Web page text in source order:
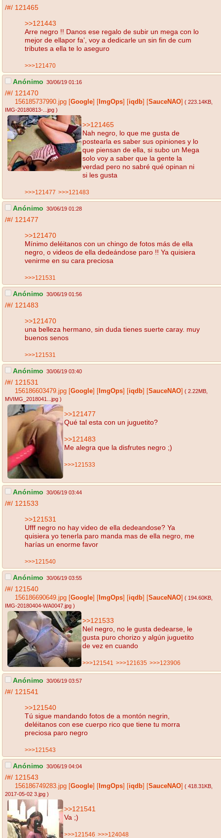
/#/ 121465
>>121443
Arre negro !! Danos ese regalo de subir un mega con lo
mejor de ellapor fa’, voy a dedicarle un sin fin de cum
tributes a ella te lo aseguro
>>>121470
Anónimo 30/06/19 01:16
/#/ 121470
156185737990.jpg Google ImgOps iqdb SauceNAO ( 223.14KB
IMG-20180813-...jpg )
>>121465
Nah negro, lo que me gusta de
postearla es saber sus opiniones y lo
que piensan de ella, si subo un Mega
solo voy a saber que la gente la
verdad pero no sabré qué opinan ni
si les gusta
>>>121477 >>>121483
Anónimo 30/06/19 01:28
/#/ 121477
>>121470
Mínimo deléitanos con un chingo de fotos más de ella
negro, o videos de ella dedeándose paro !! Ya quisiera
venirme en su cara preciosa
>>>121531
Anónimo 30/06/19 01:56
/#/ 121483
>>121470
una belleza hermano, sin duda tienes suerte caray. muy
buenos senos
>>>121531
Anónimo 30/06/19 03:40
/#/ 121531
156186603479.jpg Google ImgOps iqdb SauceNAO ( 2.22MB
MVIMG_2018041...jpg )
>>121477
Qué tal esta con un juguetito?
>>121483
Me alegra que la disfrutes negro ;)
>>>121533
Anónimo 30/06/19 03:44
/#/ 121533
>>121531
Ufff negro no hay video de ella dedeandose? Ya
quisiera yo tenerla paro manda mas de ella negro, me
harías un enorme favor
>>>121540
Anónimo 30/06/19 03:55
/#/ 121540
156186690649.jpg Google ImgOps iqdb SauceNAO ( 194.60KB
IMG-20180404-WA0047.jpg )
>>121533
Nel negro, no le gusta dedearse, le
gusta puro chorizo y algún juguetito
de vez en cuando
>>>121541 >>>121635 >>>123906
Anónimo 30/06/19 03:57
/#/ 121541
>>121540
Tú sigue mandando fotos de a montón negrin,
deléitanos con ese cuerpo rico que tiene tu morra
preciosa paro negro
>>>121543
Anónimo 30/06/19 04:04
/#/ 121543
156186749283.jpg Google ImgOps iqdb SauceNAO ( 418.31KB
2017-05-02 3.jpg )
>>121541
Va ;)
>>>121546 >>>124048